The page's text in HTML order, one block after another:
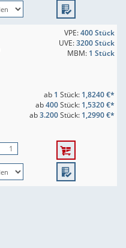
VPE:400 Stück
UVE:3200 Stück
MBM: 1 Stück
ab 1 Stück: 1,8240 €*
ab400Stück: 1,5320 €*
ab3.200Stück: 1,2990 €*